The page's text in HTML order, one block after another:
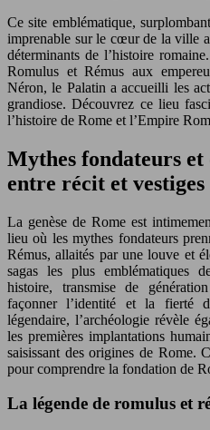
Ce site emblématique,
imprenable sur le cœur de la ville
déterminants de l’histoire
Romulus et Rémus aux
Néron, le Palatin a accueilli les
grandiose. Découvrez ce lieu
l’histoire de Rome et l’Empire
Mythes fondateurs
entre récit et vestiges
La genèse de Rome est
lieu où les mythes fondateurs
Rémus, allaités par une louve et
sagas les plus emblématiques
histoire, transmise de
façonner l’identité et la fierté
légendaire, l’archéologie révèle
les premières implantations
saisissant des origines de Rome.
pour comprendre la fondation de
La légende de romulus et